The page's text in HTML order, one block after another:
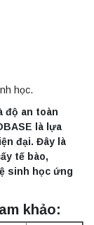
học.
độ an toàn
là lựa
đại. Đây là
tế bào,
sinh học ứng
khảo: